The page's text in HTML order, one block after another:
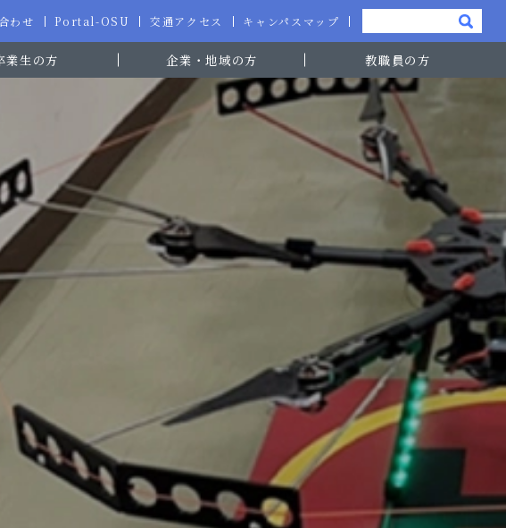
わせ Portal-OSU 交通アクセス キャンパスマップ
業生の方 企業・地域の方 教職員の方